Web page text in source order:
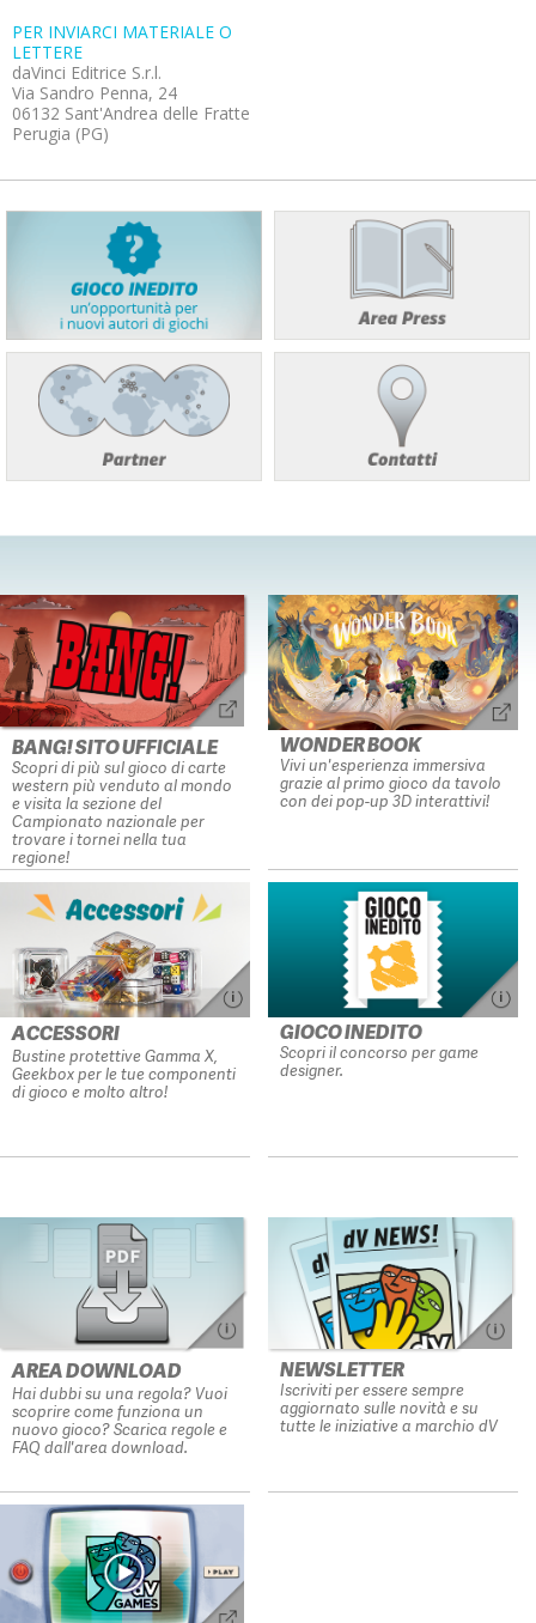
PER INVIARCI MATERIALE O
LETTERE
daVinci Editrice S.r.l.
Via Sandro Penna, 24
06132 Sant'Andrea delle Fratte
Perugia (PG)
BANG! SITO UFFICIALE
Scopri di più sul gioco di carte
western più venduto al mondo
e visita la sezione del
Campionato nazionale per
trovare i tornei nella tua
regione!
WONDER BOOK
Vivi un'esperienza immersiva
grazie al primo gioco da tavolo
con dei pop-up 3D interattivi!
ACCESSORI
Bustine protettive Gamma X,
Geekbox per le tue componenti
di gioco e molto altro!
GIOCO INEDITO
Scopri il concorso per game
designer.
AREA DOWNLOAD
Hai dubbi su una regola? Vuoi
scoprire come funziona un
nuovo gioco? Scarica regole e
FAQ dall'area download.
NEWSLETTER
Iscriviti per essere sempre
aggiornato sulle novità e su
tutte le iniziative a marchio dV